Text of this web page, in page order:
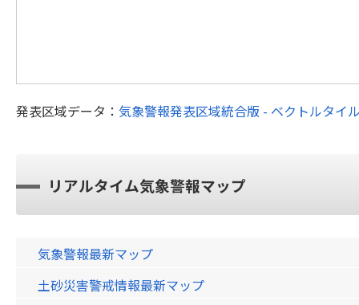
発表区域データ： 気象警報発表区域統合版 - ベクトルタイ
リアルタイム気象警報マップ
気象警報最新マップ
土砂災害警戒情報最新マップ